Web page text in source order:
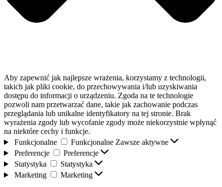
Aby zapewnić jak najlepsze wrażenia, korzystamy z technologii,
takich jak pliki cookie, do przechowywania i/lub uzyskiwania
dostępu do informacji o urządzeniu. Zgoda na te technologie
pozwoli nam przetwarzać dane, takie jak zachowanie podczas
przeglądania lub unikalne identyfikatory na tej stronie. Brak
wyrażenia zgody lub wycofanie zgody może niekorzystnie wpłynąć
na niektóre cechy i funkcje.
Funkcjonalne
Funkcjonalne Zawsze aktywne
Preferencje
Preferencje
Statystyka
Statystyka
Marketing
Marketing